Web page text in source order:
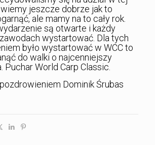
jeszcze dobrze jak to
ale mamy na to cały rok.
są otwarte i każdy
wystartować. Dla tych
było wystartować w WCC to
do walki o najcenniejszy
Puchar World Carp Classic.
Dominik Śrubas